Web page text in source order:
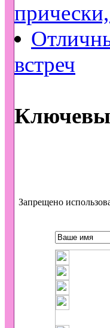
встреч
Запрещено